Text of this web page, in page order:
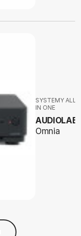
SYSTEMY ALL
IN ONE
AUDIOLAB
Omnia